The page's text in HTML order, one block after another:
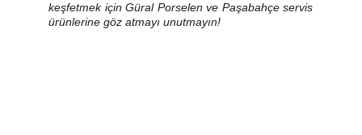
keşfetmek için Güral Porselen ve Paşabahçe servis
ürünlerine göz atmayı unutmayın!